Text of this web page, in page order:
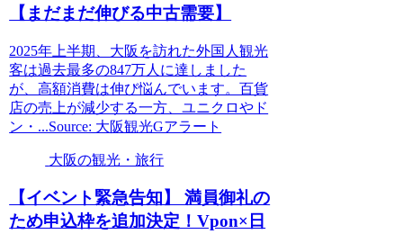
【まだまだ伸びる中古需要】
2025年上半期、大阪を訪れた外国人観光
客は過去最多の847万人に達しました
が、高額消費は伸び悩んでいます。百貨
店の売上が減少する一方、ユニクロやド
ン・...Source: 大阪観光Gアラート
大阪の観光・旅行
【イベント緊急告知】 満員御礼の
ため申込枠を追加決定！Vpon×日